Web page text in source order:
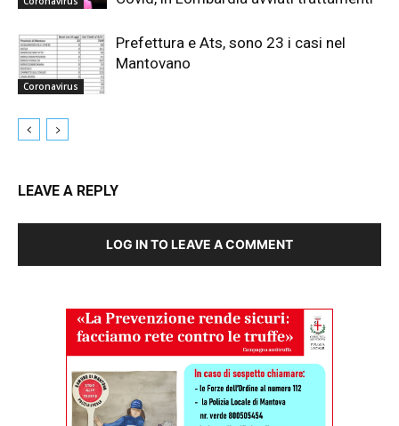
Coronavirus
Prefettura e Ats, sono 23 i casi nel
Mantovano
LEAVE A REPLY
LOG IN TO LEAVE A COMMENT